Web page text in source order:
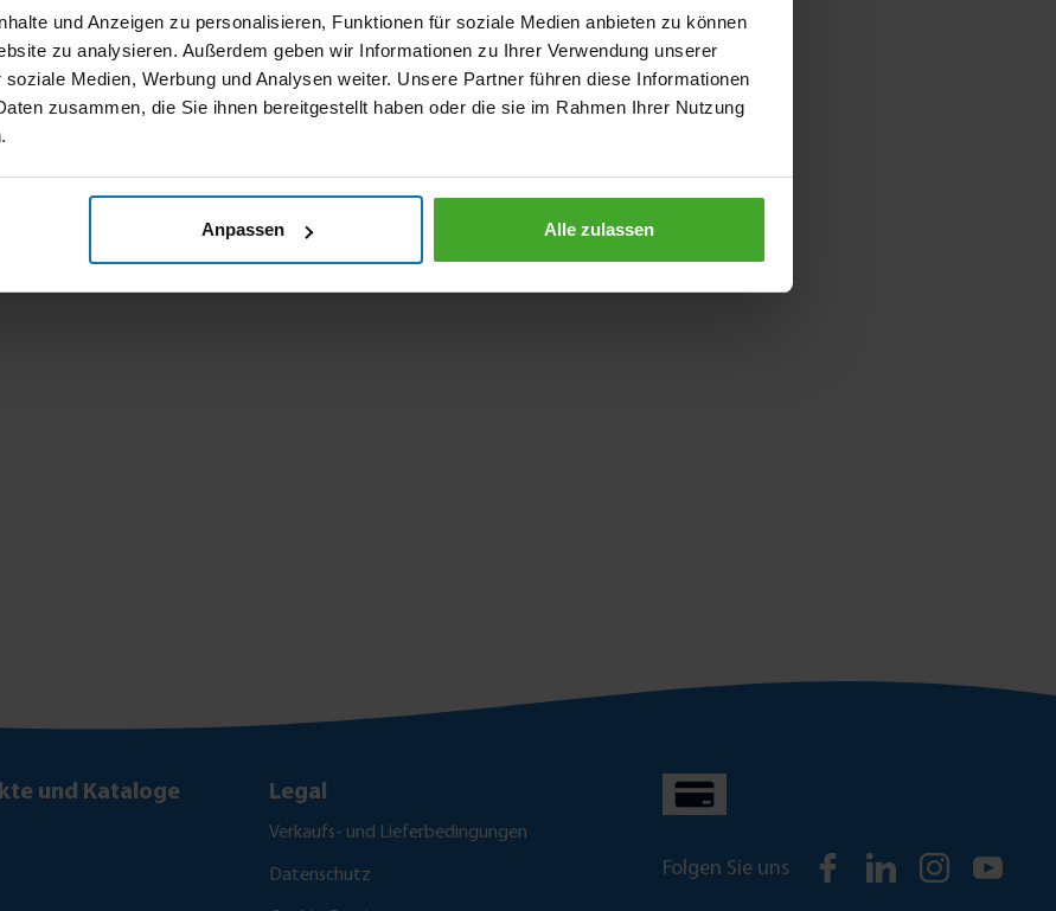
und Anzeigen zu personalisieren, Funktionen für soziale Medien anbieten zu können
zu analysieren. Außerdem geben wir Informationen zu Ihrer Verwendung unserer
Medien, Werbung und Analysen weiter. Unsere Partner führen diese Informationen
zusammen, die Sie ihnen bereitgestellt haben oder die sie im Rahmen Ihrer Nutzung
Anpassen Alle zulassen
und Kataloge Legal
Verkaufs- und Lieferbedingungen
Datenschutz Folgen Sie uns